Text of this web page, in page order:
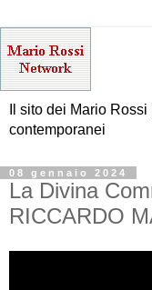
Il sito dei Mario
contemporanei
08 gennaio 2024
La Divina
RICCARDO